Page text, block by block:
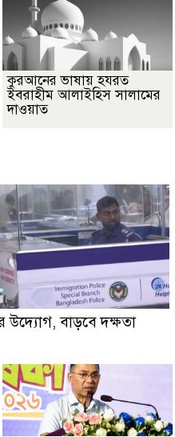
কুরআনের ভাষায় হযরত
ইবরাহীম আলাইহিস সালামের
দাওয়াত
উদ্যোগ, বাড়বে দক্ষতা